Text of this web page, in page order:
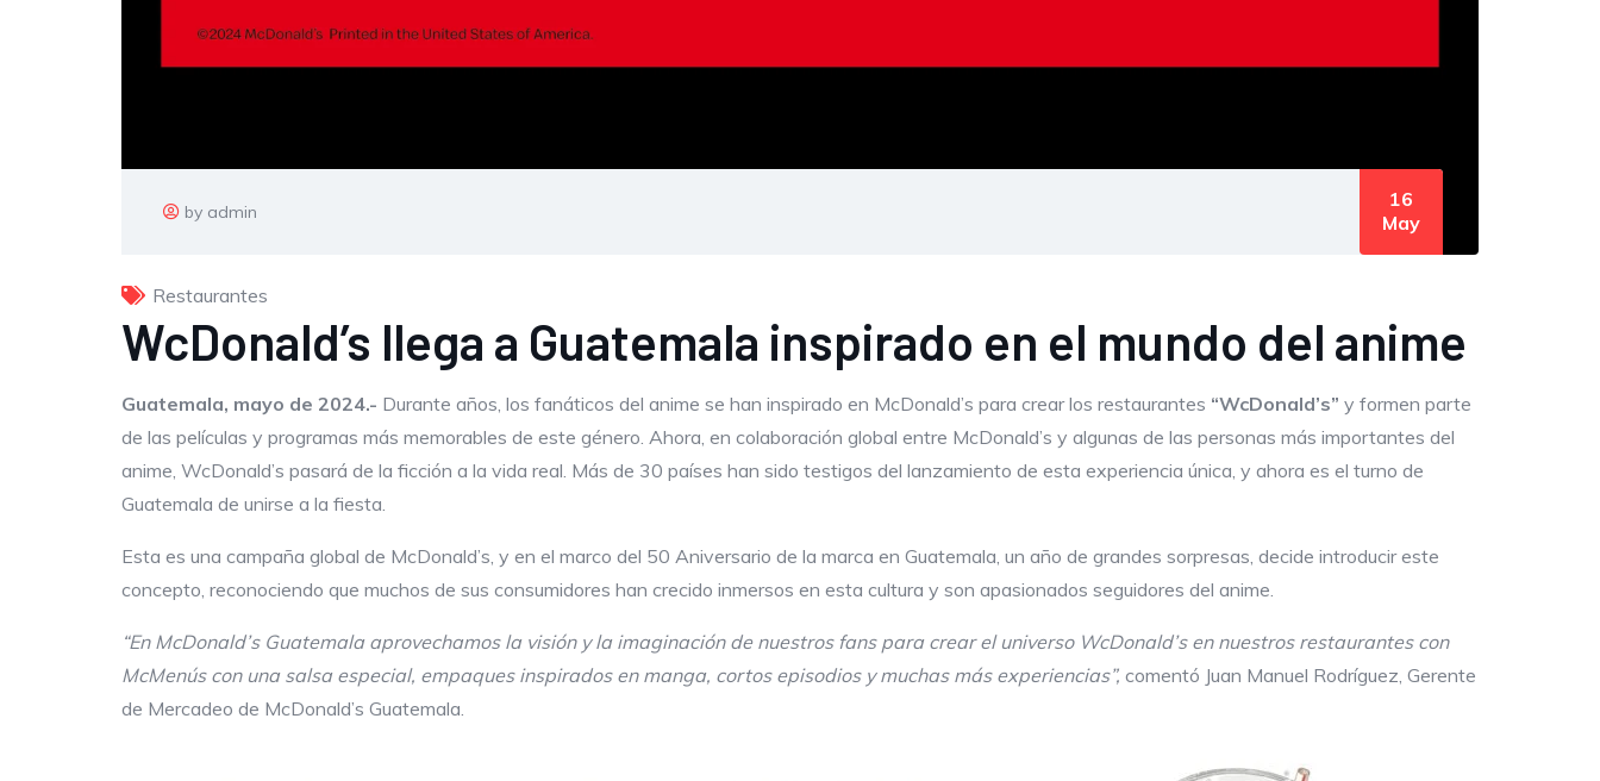
by admin
16
May
Restaurantes
WcDonald’s llega a Guatemala inspirado en el mundo del anime
Guatemala, mayo de 2024.- Durante años, los fanáticos del anime se han inspirado en McDonald’s para crear los restaurantes “WcDonald’s” y formen parte
de las películas y programas más memorables de este género. Ahora, en colaboración global entre McDonald’s y algunas de las personas más importantes del
anime, WcDonald’s pasará de la ficción a la vida real. Más de 30 países han sido testigos del lanzamiento de esta experiencia única, y ahora es el turno de
Guatemala de unirse a la fiesta.
Esta es una campaña global de McDonald’s, y en el marco del 50 Aniversario de la marca en Guatemala, un año de grandes sorpresas, decide introducir este
concepto, reconociendo que muchos de sus consumidores han crecido inmersos en esta cultura y son apasionados seguidores del anime.
“En McDonald’s Guatemala aprovechamos la visión y la imaginación de nuestros fans para crear el universo WcDonald’s en nuestros restaurantes con
McMenús con una salsa especial, empaques inspirados en manga, cortos episodios y muchas más experiencias”, comentó Juan Manuel Rodríguez, Gerente
de Mercadeo de McDonald’s Guatemala.